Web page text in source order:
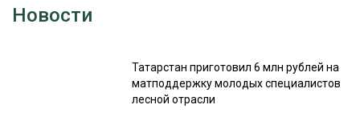
Новости
Татарстан приготовил 6 млн рублей на
матподдержку молодых специалистов
лесной отрасли